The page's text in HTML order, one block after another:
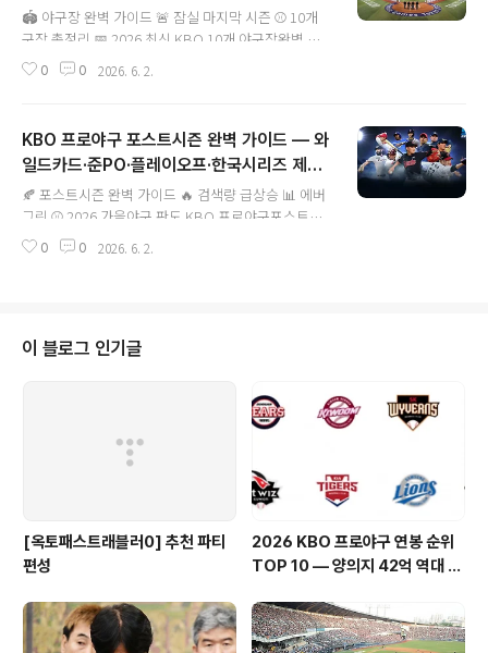
총정리
🏟 야구장 완벽 가이드 🚨 잠실 마지막 시즌 ⚾ 10개
구장 총정리 📅 2026 최신 KBO 10개 야구장완벽 가
이드 2026교통·먹거리·꿀팁 총정리 잠실야구장 202
6 마지막 시즌 · 고척 스카이돔 · 사직 응원 성지 처음
가지 않으면 영영 못 갑니다 1982년 개장 후 45년 역
사를 자랑하는 잠실야구장이 2026 시즌을 끝으로 철
거됩니다. 2026년 12월 철거 시작 → 2031년 35,000
석 신형 돔구장으로 재탄생. 지금 이 순간이 진짜 마지
막 기회! ..
0 0 2026. 6. 2.
KBO 프로야구 포스트시즌 완벽 가이드 — 와
일드카드·준PO·플레이오프·한국시리즈 제도
총정리
🍂 포스트시즌 완벽 가이드 🔥 검색량 급상승 📊 에버
그린 ⚾ 2026 가을야구 판도 KBO 프로야구포스트시
즌 완벽 가이드가을야구 제도 · 진출 조건 · 2026 판
도 "와일드카드가 뭐야?", "4위면 한국시리즈 못 가?"
자 준플레이오프 3선승제3위 홈 이점 2위 vs 준PO 승
0 0 2026. 6. 2.
이 블로그 인기글
[옥토패스트래블러0] 추천 파티
편성
2026 KBO 프로야구 연봉 순위
TOP 10 — 양의지 42억 역대 최